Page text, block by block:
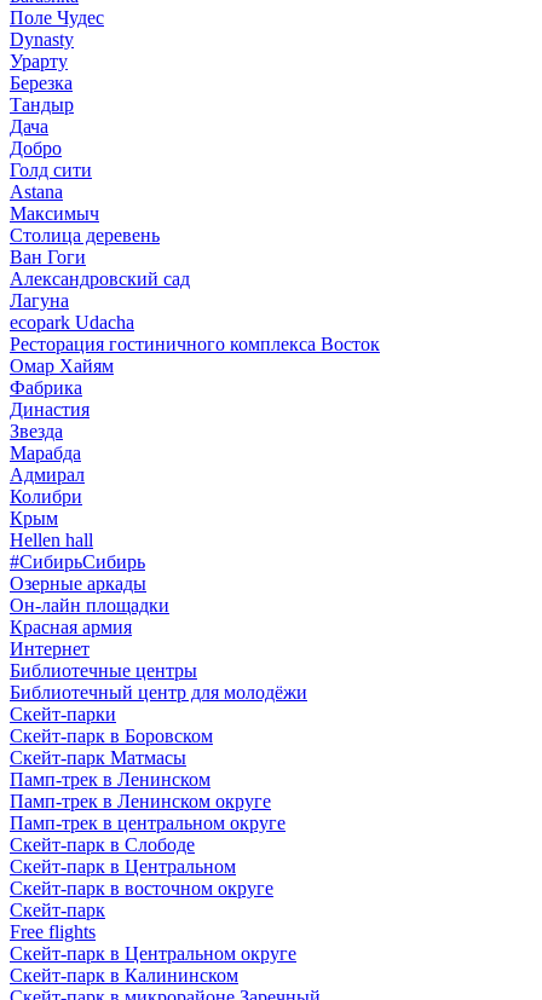
Поле Чудес
Dynasty
Урарту
Березка
Тандыр
Дача
Добро
Голд сити
Astana
Максимыч
Столица деревень
Ван Гоги
Александровский сад
Лагуна
ecopark Udacha
Ресторация гостиничного комплекса Восток
Омар Хайям
Фабрика
Династия
Звезда
Марабда
Адмирал
Колибри
Крым
Hellen hall
#СибирьСибирь
Озерные аркады
Он-лайн площадки
Красная армия
Интернет
Библиотечные центры
Библиотечный центр для молодёжи
Скейт-парки
Скейт-парк в Боровском
Скейт-парк Матмасы
Памп-трек в Ленинском
Памп-трек в Ленинском округе
Памп-трек в центральном округе
Скейт-парк в Слободе
Скейт-парк в Центральном
Скейт-парк в восточном округе
Скейт-парк
Free flights
Скейт-парк в Центральном округе
Скейт-парк в Калининском